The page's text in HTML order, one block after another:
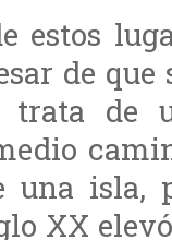
estos
de
trata de
una isla,
XX